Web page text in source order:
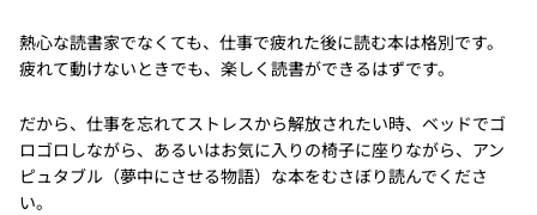
熱心な読書家でなくても、仕事で疲れた後に読む本は格別です。
疲れて動けないときでも、楽しく読書ができるはずです。
だから、仕事を忘れてストレスから解放されたい時、ベッドでゴ
ロゴロしながら、あるいはお気に入りの椅子に座りながら、アン
ピュタブル（夢中にさせる物語）な本をむさぼり読んでくださ
い。